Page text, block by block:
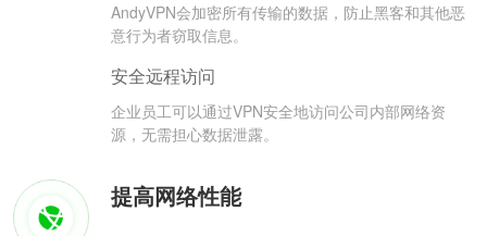
AndyVPN会加密所有传输的数据，防止黑客和其他恶
意行为者窃取信息。
安全远程访问
企业员工可以通过VPN安全地访问公司内部网络资
源，无需担心数据泄露。
提高网络性能